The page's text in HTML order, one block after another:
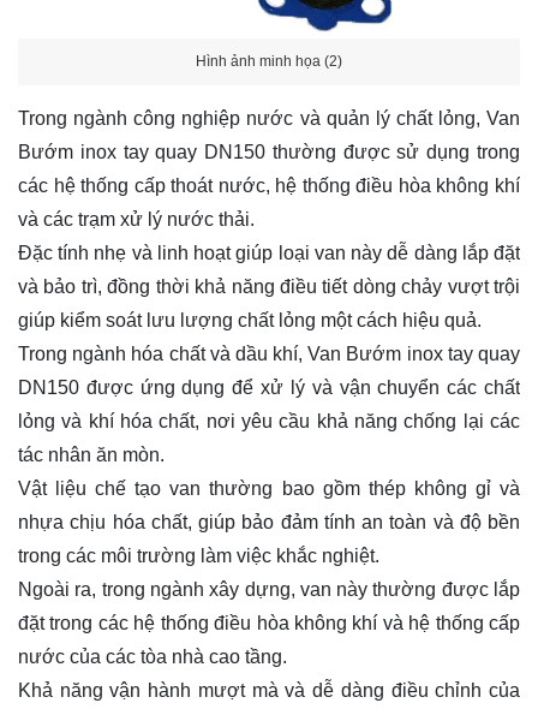
Hình ảnh minh họa (2)
Trong ngành công nghiệp nước và quản lý chất lỏng, Van
Bướm inox tay quay DN150 thường được sử dụng trong
các hệ thống cấp thoát nước, hệ thống điều hòa không khí
và các trạm xử lý nước thải.
Đặc tính nhẹ và linh hoạt giúp loại van này dễ dàng lắp đặt
và bảo trì, đồng thời khả năng điều tiết dòng chảy vượt trội
giúp kiểm soát lưu lượng chất lỏng một cách hiệu quả.
Trong ngành hóa chất và dầu khí, Van Bướm inox tay quay
DN150 được ứng dụng để xử lý và vận chuyển các chất
lỏng và khí hóa chất, nơi yêu cầu khả năng chống lại các
tác nhân ăn mòn.
Vật liệu chế tạo van thường bao gồm thép không gỉ và
nhựa chịu hóa chất, giúp bảo đảm tính an toàn và độ bền
trong các môi trường làm việc khắc nghiệt.
Ngoài ra, trong ngành xây dựng, van này thường được lắp
đặt trong các hệ thống điều hòa không khí và hệ thống cấp
nước của các tòa nhà cao tầng.
Khả năng vận hành mượt mà và dễ dàng điều chỉnh của